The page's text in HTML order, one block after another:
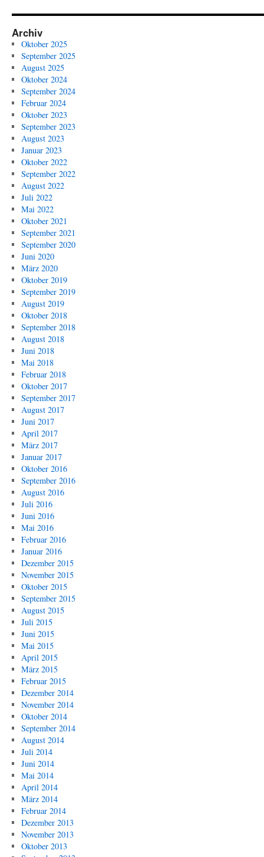
Archiv
Oktober 2025
September 2025
August 2025
Oktober 2024
September 2024
Februar 2024
Oktober 2023
September 2023
August 2023
Januar 2023
Oktober 2022
September 2022
August 2022
Juli 2022
Mai 2022
Oktober 2021
September 2021
September 2020
Juni 2020
März 2020
Oktober 2019
September 2019
August 2019
Oktober 2018
September 2018
August 2018
Juni 2018
Mai 2018
Februar 2018
Oktober 2017
September 2017
August 2017
Juni 2017
April 2017
März 2017
Januar 2017
Oktober 2016
September 2016
August 2016
Juli 2016
Juni 2016
Mai 2016
Februar 2016
Januar 2016
Dezember 2015
November 2015
Oktober 2015
September 2015
August 2015
Juli 2015
Juni 2015
Mai 2015
April 2015
März 2015
Februar 2015
Dezember 2014
November 2014
Oktober 2014
September 2014
August 2014
Juli 2014
Juni 2014
Mai 2014
April 2014
März 2014
Februar 2014
Dezember 2013
November 2013
Oktober 2013